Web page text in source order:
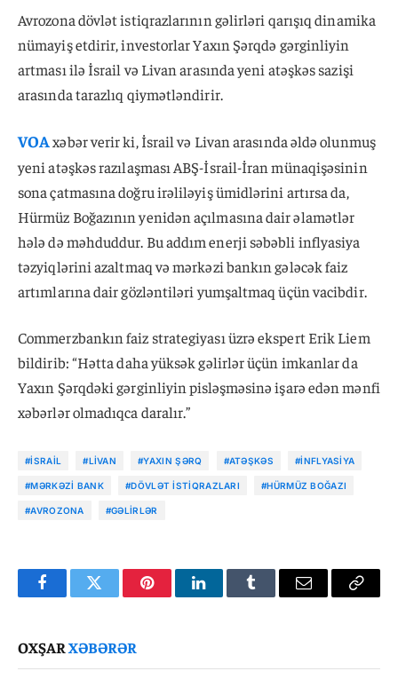
Avrozona dövlət istiqrazlarının gəlirləri qarışıq dinamika
nümayiş etdirir, investorlar Yaxın Şərqdə gərginliyin
artması ilə İsrail və Livan arasında yeni atəşkəs sazişi
arasında tarazlıq qiymətləndirir.
VOAxəbər verir ki, İsrail və Livan arasında əldə olunmuş
yeni atəşkəs razılaşması ABŞ-İsrail-İran münaqişəsinin
sona çatmasına doğru irəliləyiş ümidlərini artırsa da,
Hürmüz Boğazının yenidən açılmasına dair əlamətlər
hələ də məhduddur. Bu addım enerji səbəbli inflyasiya
təzyiqlərini azaltmaq və mərkəzi bankın gələcək faiz
artımlarına dair gözləntiləri yumşaltmaq üçün vacibdir.
Commerzbankın faiz strategiyası üzrə ekspert Erik Liem
bildirib: “Hətta daha yüksək gəlirlər üçün imkanlar da
Yaxın Şərqdəki gərginliyin pisləşməsinə işarə edən mənfi
xəbərlər olmadıqca daralır.”
#İSRAIL #LIVAN #YAXIN ŞƏRQ #ATƏŞKƏS #INFLYASIYA
#MƏRKƏZI BANK #DÖVLƏT ISTIQRAZLARI #HÜRMÜZ BOĞAZI
#AVROZONA #GƏLIRLƏR
FacebookTwitter PinterestLinkedInTumblr Email
Copy
OXŞARXƏBƏRƏR